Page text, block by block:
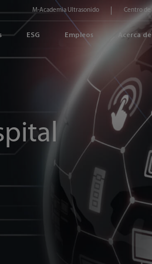
ESG Empleos Acerca
M-Academia Ultrasonido Centro de